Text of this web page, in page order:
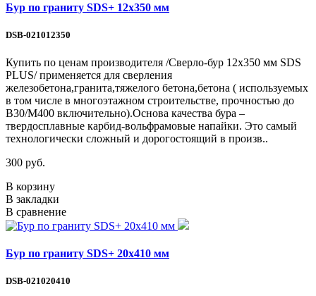
Бур по граниту SDS+ 12х350 мм
DSB-021012350
Купить по ценам производителя /Сверло-бур 12х350 мм SDS
PLUS/ применяется для сверления
железобетона,гранита,тяжелого бетона,бетона ( используемых
в том числе в многоэтажном строительстве, прочностью до
В30/М400 включительно).Основа качества бура –
твердосплавные карбид-вольфрамовые напайки. Это самый
технологически сложный и дорогостоящий в произв..
300 руб.
В корзину
В закладки
В сравнение
Бур по граниту SDS+ 20х410 мм
DSB-021020410